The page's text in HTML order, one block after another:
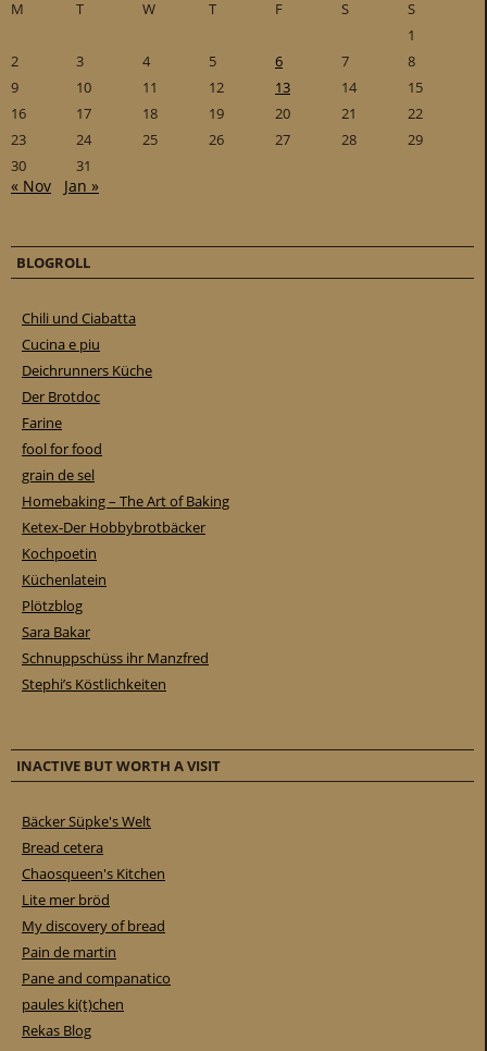
M
T W T F S
S
1
2
3 4 5 6 7
8
9
10 11 12 13 14
15
16
17 18 19 20 21
22
23
24 25 26 27 28
29
30
31
« Nov Jan »
BLOGROLL
Chili und Ciabatta
Cucina e piu
Deichrunners Küche
Der Brotdoc
Farine
fool for food
grain de sel
Homebaking – The Art of Baking
Ketex-Der Hobbybrotbäcker
Kochpoetin
Küchenlatein
Plötzblog
Sara Bakar
Schnuppschüss ihr Manzfred
Stephi’s Köstlichkeiten
INACTIVE BUT WORTH A VISIT
Bäcker Süpke's Welt
Bread cetera
Chaosqueen's Kitchen
Lite mer bröd
My discovery of bread
Pain de martin
Pane and companatico
paules ki(t)chen
Rekas Blog